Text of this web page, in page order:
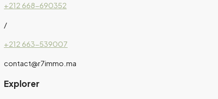
+212 668-690352
/
+212 663-539007
contact@r7immo.ma
Explorer